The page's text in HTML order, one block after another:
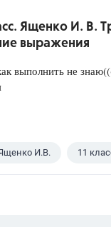
Ященко И. В.
выражения
выполнить не
И.В. 11